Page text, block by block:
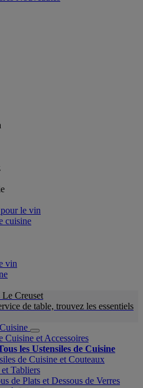
le vin
cuisine
vin
Le Creuset
de table, trouvez les essentiels
Cuisine et Accessoires
les Ustensiles de Cuisine
de Cuisine et Couteaux
Tabliers
de Plats et Dessous de Verres